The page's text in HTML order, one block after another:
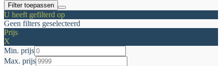
Filter toepassen
U heeft gefilterd op
Geen filters geselecteerd
Prijs
X
Min. prijs
Max. prijs